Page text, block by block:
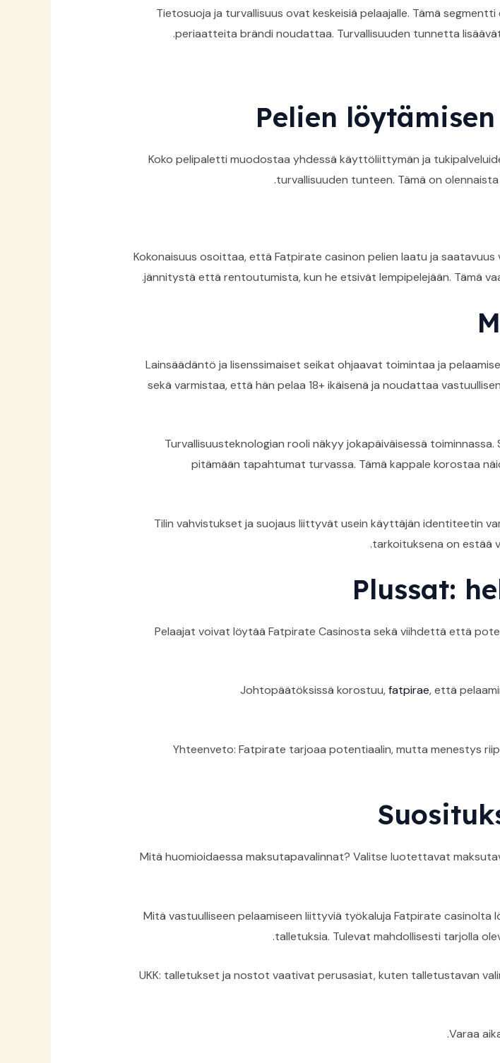
Tietosuoja ja turvallisuus ovat keskeisiä pelaajalle. Tämä
periaatteita brändi noudattaa. Turvallisuuden tunnetta
Pelien
Koko pelipaletti muodostaa yhdessä käyttöliittymän ja
turvallisuuden tunteen. Tämä on
Kokonaisuus osoittaa, että Fatpirate casinon pelien laatu ja
jännitystä että rentoutumista, kun he etsivät lempipelejään. Tämä
Lainsäädäntö ja lisenssimaiset seikat ohjaavat toimintaa ja
sekä varmistaa, että hän pelaa 18+ ikäisenä ja noudattaa
Turvallisuusteknologian rooli näkyy jokapäiväisessä
pitämään tapahtumat turvassa. Tämä kappale korostaa
Tilin vahvistukset ja suojaus liittyvät usein käyttäjän identiteetin
tarkoituksena on estää
Plussat:
Pelaajat voivat löytää Fatpirate Casinosta sekä viihdettä että
Johtopäätöksissä korostuu,fatpirae, että
Yhteenveto: Fatpirate tarjoaa potentiaalin, mutta menestys
Mitä huomioidaessa maksutapavalinnat? Valitse luotettavat
Mitä vastuulliseen pelaamiseen liittyviä työkaluja Fatpirate
talletuksia. Tulevat mahdollisesti tarjolla
UKK: talletukset ja nostot vaativat perusasiat, kuten talletustavan
Varaa